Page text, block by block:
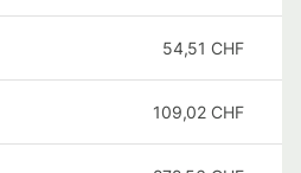
54,51 CHF
109,02 CHF